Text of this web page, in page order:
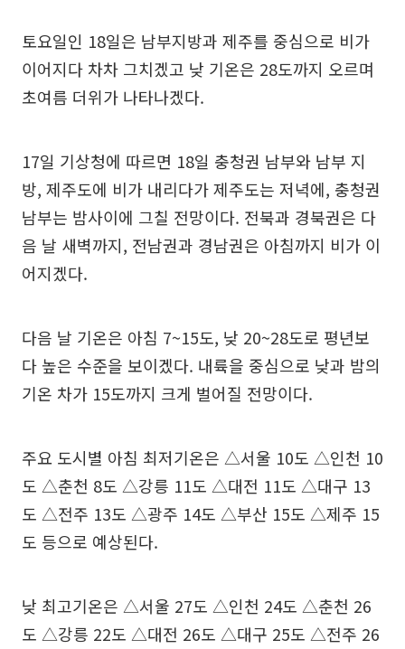
토요일인 18일은 남부지방과 제주를 중심으로 비가
이어지다 차차 그치겠고 낮 기온은 28도까지 오르며
초여름 더위가 나타나겠다.
17일 기상청에 따르면 18일 충청권 남부와 남부 지
방, 제주도에 비가 내리다가 제주도는 저녁에, 충청권
남부는 밤사이에 그칠 전망이다. 전북과 경북권은 다
음 날 새벽까지, 전남권과 경남권은 아침까지 비가 이
어지겠다.
다음 날 기온은 아침 7~15도, 낮 20~28도로 평년보
다 높은 수준을 보이겠다. 내륙을 중심으로 낮과 밤의
기온 차가 15도까지 크게 벌어질 전망이다.
주요 도시별 아침 최저기온은 △서울 10도 △인천 10
도 △춘천 8도 △강릉 11도 △대전 11도 △대구 13
도 △전주 13도 △광주 14도 △부산 15도 △제주 15
도 등으로 예상된다.
낮 최고기온은 △서울 27도 △인천 24도 △춘천 26
도 △강릉 22도 △대전 26도 △대구 25도 △전주 26